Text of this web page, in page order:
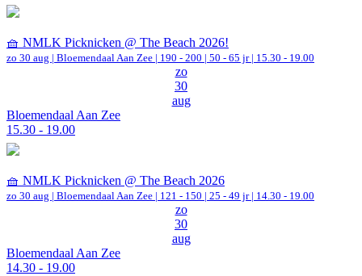
🧺 NMLK Picknicken @ The Beach 2026!
zo 30 aug | Bloemendaal Aan Zee | 190 - 200 | 50 - 65 jr | 15.30 - 19.00
zo
30
aug
Bloemendaal Aan Zee
15.30 - 19.00
🧺 NMLK Picknicken @ The Beach 2026
zo 30 aug | Bloemendaal Aan Zee | 121 - 150 | 25 - 49 jr | 14.30 - 19.00
zo
30
aug
Bloemendaal Aan Zee
14.30 - 19.00